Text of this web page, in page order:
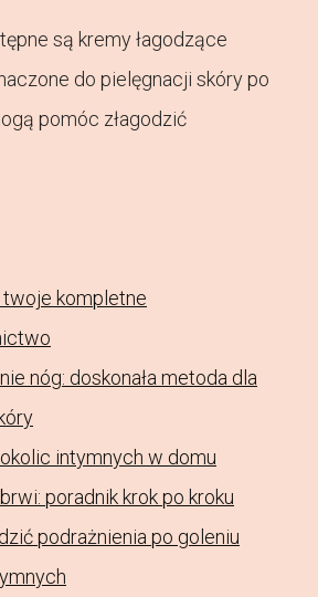
są kremy łagodzące
do pielęgnacji skóry po
pomóc złagodzić
twoje kompletne
nóg: doskonała metoda dla
intymnych w domu
poradnik krok po kroku
podrażnienia po goleniu